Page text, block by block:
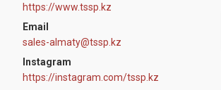
https://www.tssp.kz
sales-almaty@tssp.kz
Instagram
https://instagram.com/tssp.kz